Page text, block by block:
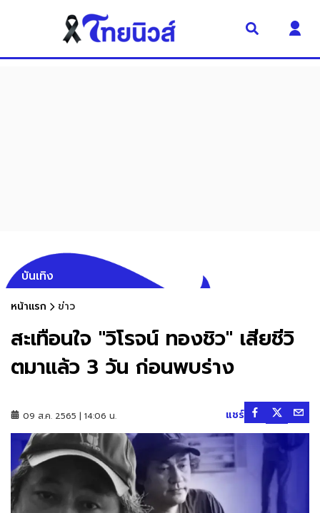
บันเทิง
หน้าแรก ข่าว
สะเทือนใจ "วิโรจน์ ทองชิว" เสียชีวิ
ตมาเเล้ว 3 วัน ก่อนพบร่าง
09 ส.ค. 2565 | 14:06 น. แชร์